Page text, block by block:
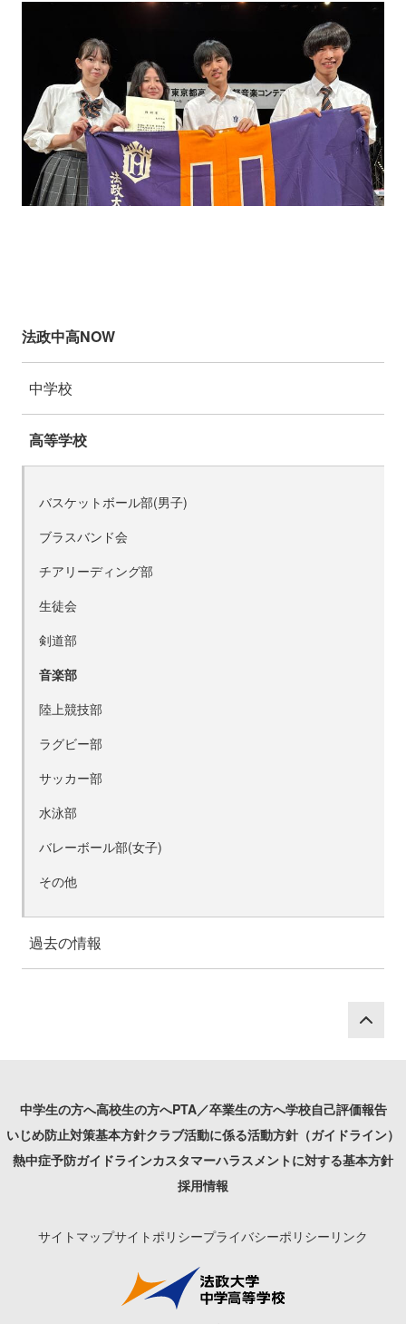
法政中高NOW
中学校
高等学校
バスケットボール部(男子)
ブラスバンド会
チアリーディング部
生徒会
剣道部
音楽部
陸上競技部
ラグビー部
サッカー部
水泳部
バレーボール部(女子)
その他
過去の情報
中学生の方へ高校生の方へPTA／卒業生の方へ学校自己評価報告
いじめ防止対策基本方針クラブ活動に係る活動方針（ガイドライン）
熱中症予防ガイドラインカスタマーハラスメントに対する基本方針
採用情報
サイトマップサイトポリシープライバシーポリシー リンク